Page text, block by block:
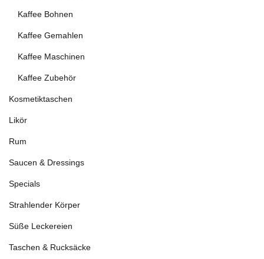
Kaffee Bohnen
Kaffee Gemahlen
Kaffee Maschinen
Kaffee Zubehör
Kosmetiktaschen
Likör
Rum
Saucen & Dressings
Specials
Strahlender Körper
Süße Leckereien
Taschen & Rucksäcke